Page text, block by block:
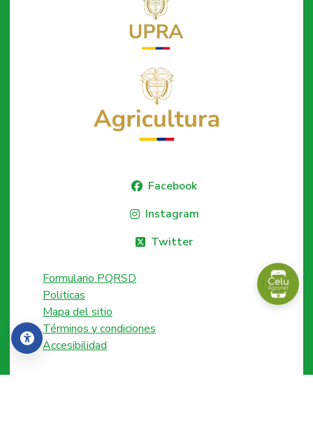
Accesibilidad
Facebook
Instagram
Twitter
Formulario PQRSD
Politicas
Mapa del sitio
Términos y condiciones
Accesibilidad